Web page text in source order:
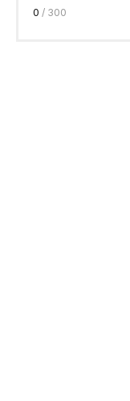
0 / 300